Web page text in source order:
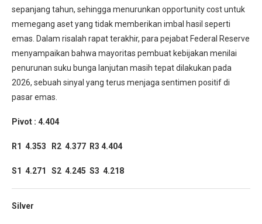
sepanjang tahun, sehingga menurunkan opportunity cost untuk
memegang aset yang tidak memberikan imbal hasil seperti
emas. Dalam risalah rapat terakhir, para pejabat Federal Reserve
menyampaikan bahwa mayoritas pembuat kebijakan menilai
penurunan suku bunga lanjutan masih tepat dilakukan pada
2026, sebuah sinyal yang terus menjaga sentimen positif di
pasar emas.
Pivot : 4.404
R1 4.353 R2 4.377 R3 4.404
S1 4.271 S2 4.245 S3 4.218
Silver